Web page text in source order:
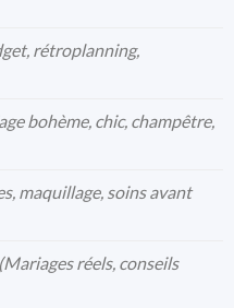
rétroplanning,
bohème, chic, champêtre,
maquillage, soins avant
(Mariages réels, conseils